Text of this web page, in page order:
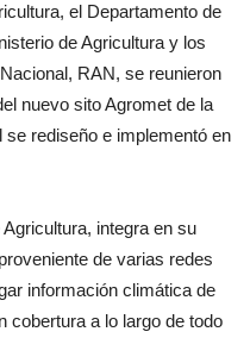
el Departamento de
de Agricultura y los
RAN, se reunieron
nuevo sito Agromet de la
rediseño e implementó en
integra en su
de varias redes
información climática de
cobertura a lo largo de todo